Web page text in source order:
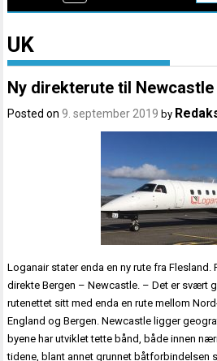
UK
Ny direkterute til Newcastle
Posted on9. september 2019 by
Loganair stater enda en ny rute fra Flesland.
direkte Bergen – Newcastle. – Det er svært
rutenettet sitt med enda en rute mellom
England og Bergen. Newcastle ligger
byene har utviklet tette bånd, både innen
tidene, blant annet grunnet båtforbindelsen